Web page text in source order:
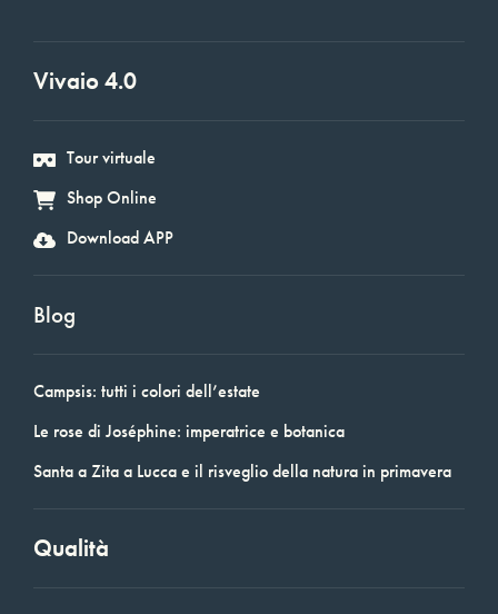
Vivaio 4.0
Tour virtuale
Shop Online
Download APP
Blog
Campsis: tutti i colori dell’estate
Le rose di Joséphine: imperatrice e botanica
Santa a Zita a Lucca e il risveglio della natura in primavera
Qualità